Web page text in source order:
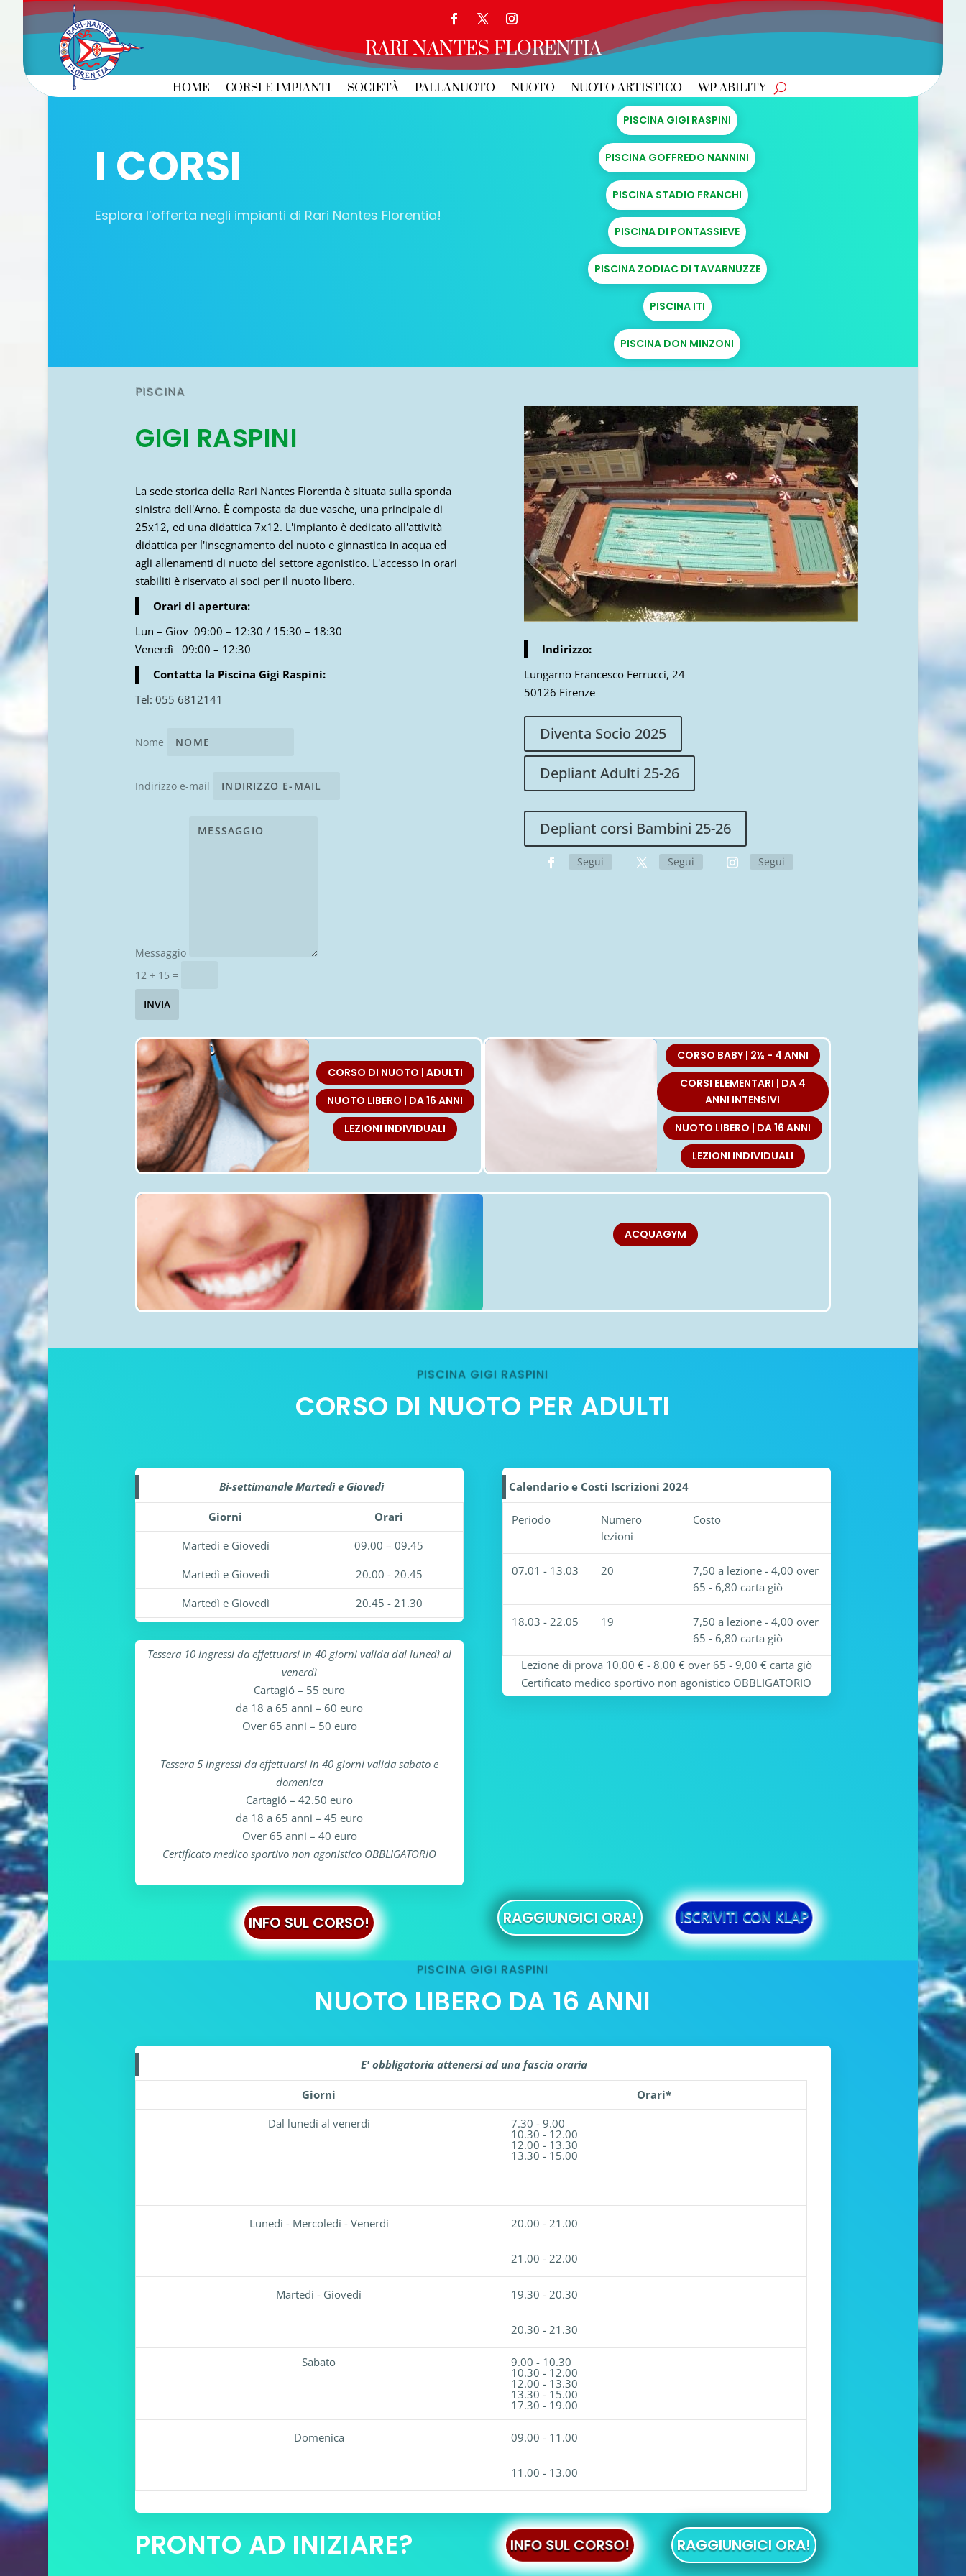
RARI NANTES FLORENTIA
HOME CORSI E IMPIANTI SOCIETÀ PALLANUOTO NUOTO NUOTO ARTISTICO WP ABILITY
I CORSI
Esplora l’offerta negli impianti di Rari Nantes Florentia!
PISCINA GIGI RASPINI
PISCINA GOFFREDO NANNINI
PISCINA STADIO FRANCHI
PISCINA DI PONTASSIEVE
PISCINA ZODIAC DI TAVARNUZZE
PISCINA ITI
PISCINA DON MINZONI
PISCINA
GIGI RASPINI
La sede storica della Rari Nantes Florentia è situata sulla sponda
sinistra dell'Arno. È composta da due vasche, una principale di
25x12, ed una didattica 7x12. L'impianto è dedicato all'attività
didattica per l'insegnamento del nuoto e ginnastica in acqua ed
agli allenamenti di nuoto del settore agonistico. L'accesso in orari
stabiliti è riservato ai soci per il nuoto libero.
Orari di apertura:
Lun – Giov 09:00 – 12:30 / 15:30 – 18:30
Venerdì 09:00 – 12:30
Contatta la Piscina Gigi Raspini:
Tel: 055 6812141
Nome
Indirizzo e-mail
Messaggio
12 + 15 =
INVIA
Indirizzo:
Lungarno Francesco Ferrucci, 24
50126 Firenze
Diventa Socio 2025
Depliant Adulti 25-26
Depliant corsi Bambini 25-26
Segui Segui Segui
ADULTI
CORSO DI NUOTO | ADULTI
NUOTO LIBERO | DA 16 ANNI
LEZIONI INDIVIDUALI
BAMBINI E RAGAZZI
CORSO BABY | 2½ - 4 ANNI
CORSI ELEMENTARI | DA 4
ANNI INTENSIVI
NUOTO LIBERO | DA 16 ANNI
LEZIONI INDIVIDUALI
FITNESS
ACQUAGYM
PISCINA GIGI RASPINI
CORSO DI NUOTO PER ADULTI
Bi-settimanale Martedì e Giovedì
Giorni
Orari
Martedì e Giovedì
09.00 – 09.45
Martedì e Giovedì
20.00 - 20.45
Martedì e Giovedì
20.45 - 21.30
Tessera 10 ingressi da effettuarsi in 40 giorni valida dal lunedì al
venerdì
Cartagió – 55 euro
da 18 a 65 anni – 60 euro
Over 65 anni – 50 euro
Tessera 5 ingressi da effettuarsi in 40 giorni valida sabato e
domenica
Cartagió – 42.50 euro
da 18 a 65 anni – 45 euro
Over 65 anni – 40 euro
Certificato medico sportivo non agonistico OBBLIGATORIO
Calendario e Costi Iscrizioni 2024
Periodo
Numero
lezioni
Costo
07.01 - 13.03 20
7,50 a lezione - 4,00 over
65 - 6,80 carta giò
18.03 - 22.05 19
7,50 a lezione - 4,00 over
65 - 6,80 carta giò
Lezione di prova 10,00 € - 8,00 € over 65 - 9,00 € carta giò
Certificato medico sportivo non agonistico OBBLIGATORIO
INFO SUL CORSO! RAGGIUNGICI ORA! ISCRIVITI CON KLAP
PISCINA GIGI RASPINI
NUOTO LIBERO DA 16 ANNI
E' obbligatoria attenersi ad una fascia oraria
Giorni
Orari*
Dal lunedì al venerdì
7.30 - 9.00
10.30 - 12.00
12.00 - 13.30
13.30 - 15.00
Lunedì - Mercoledì - Venerdì 20.00 - 21.00
21.00 - 22.00
Martedì - Giovedì 19.30 - 20.30
20.30 - 21.30
Sabato 9.00 - 10.30
10.30 - 12.00
12.00 - 13.30
13.30 - 15.00
17.30 - 19.00
Domenica 09.00 - 11.00
11.00 - 13.00
PRONTO AD INIZIARE? INFO SUL CORSO! RAGGIUNGICI ORA!